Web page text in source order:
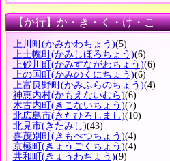
【か行】か・き・く・け・こ
上川町(かみかわちょう)(5)
上士幌町(かみしほろちょう)(6)
上砂川町(かみすながわちょう)(6)
上の国町(かみのくにちょう)(6)
上富良野町(かみふらのちょう)(4)
神恵内村(かもえないむら)(6)
木古内町(きこないちょう)(7)
北広島市(きたひろしまし)(10)
北見市(きたみし)(43)
喜茂別町(きもべつちょう)(4)
京極町(きょうごくちょう)(4)
共和町(きょうわちょう)(9)